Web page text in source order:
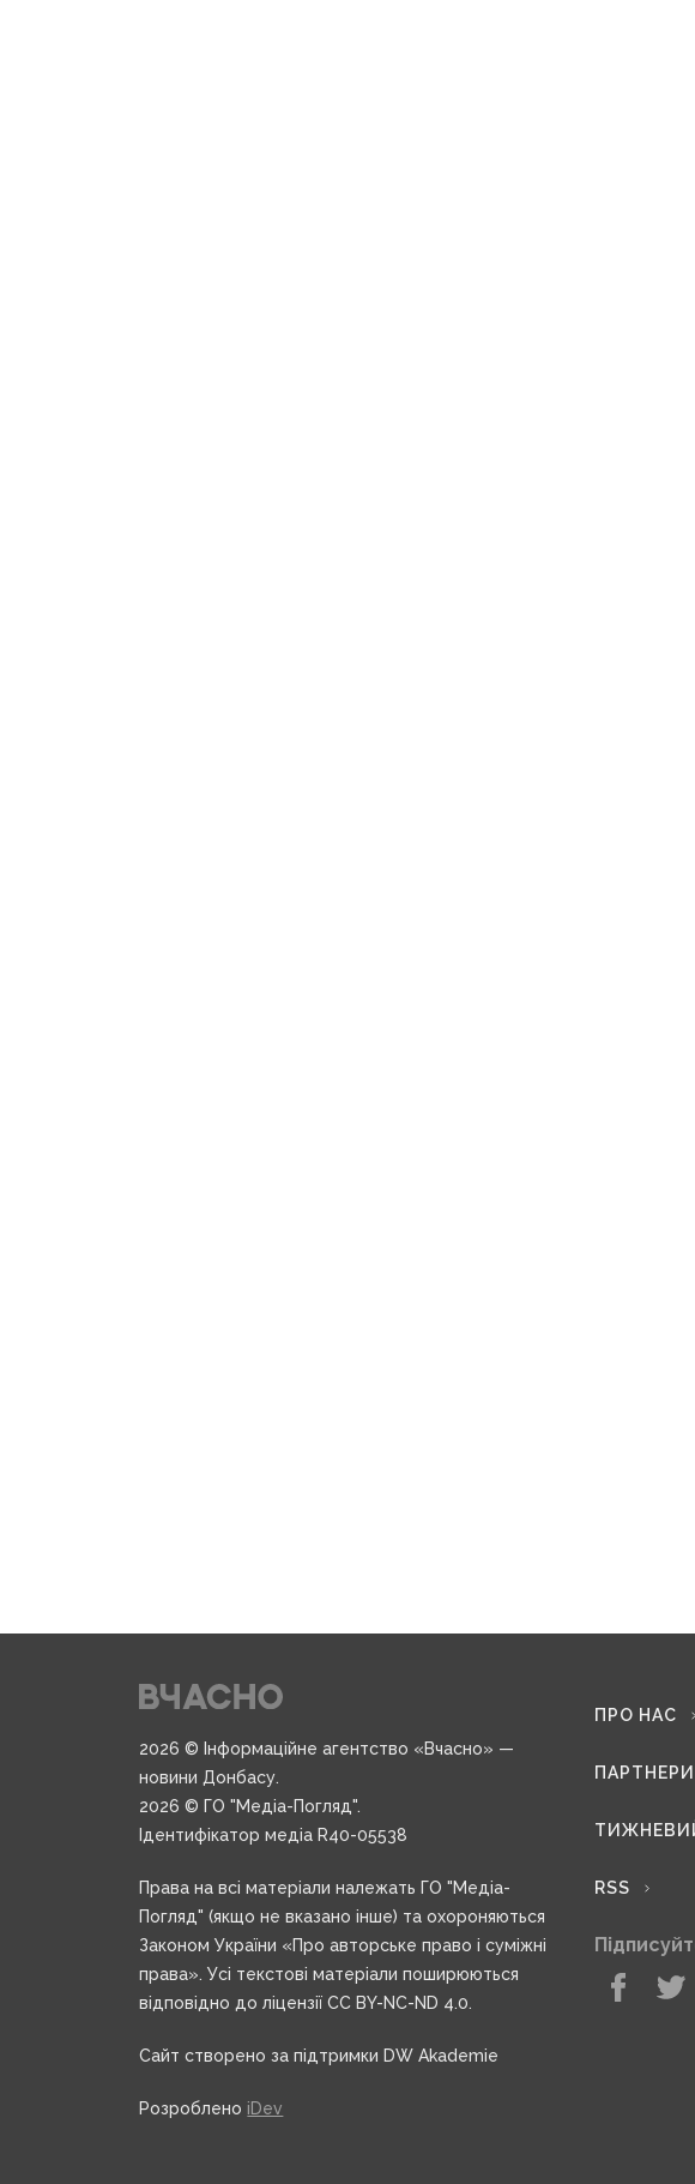
2026 © Інформаційне агентство «Вчасно» —
новини Донбасу.
2026 © ГО "Медіа-Погляд".
Ідентифікатор медіа R40-05538
Права на всі матеріали належать ГО "Медіа-
Погляд" (якщо не вказано інше) та охороняються
Законом України «Про авторське право і суміжні
права». Усі текстові матеріали поширюються
відповідно до ліцензії CC BY-NC-ND 4.0.
Сайт створено за підтримки DW Akademie
Розроблено iDev
ПРО НАС
ПАРТНЕРИ
RSS